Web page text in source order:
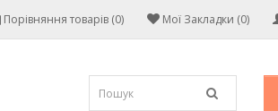
Мої Закладки (0)
Порівняння товарів (0)